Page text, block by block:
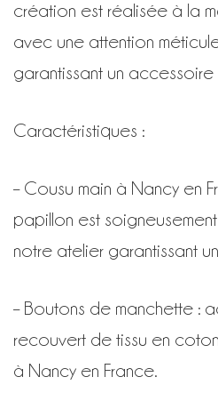
création est réalisée à la
avec une attention
garantissant un
Caractéristiques :
– Cousu main à Nancy en
papillon est
notre atelier garantissant
– Boutons de manchette :
recouvert de tissu en
à Nancy en France.